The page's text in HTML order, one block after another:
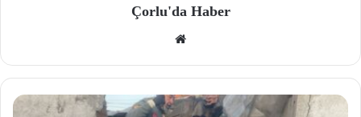
Çorlu'da Haber
site
si